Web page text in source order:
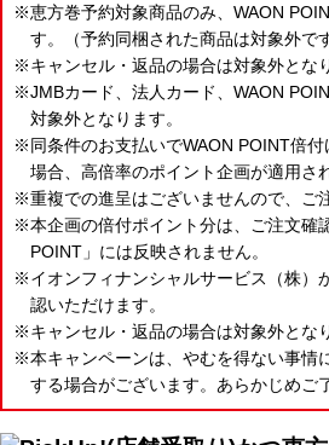
恵方巻予約対象商品のみ、WAON
す。（予約同梱された商品は対象外で
キャンセル・返品の場合は対象外とな
JMBカード、法人カード、WAON
対象外となります。
同条件のお支払いでWAON POINT倍
場合、高倍率のポイント企画が適用さ
重複での進呈はございませんので、ご
本企画の倍付ポイント分は、ご注文確
POINT」には反映されません。
イオンフィナンシャルサービス（株）
認いただけます。
キャンセル・返品の場合は対象外とな
本キャンペーンは、やむを得ない事情
する場合がございます。あらかじめご